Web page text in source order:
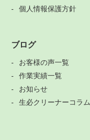
個人情報保護方針
ブログ
お客様の声一覧
作業実績一覧
お知らせ
生必クリーナーコラム